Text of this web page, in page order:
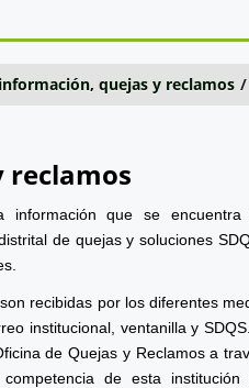
quejas y reclamos /
reclamos
información que se
de quejas y soluciones
recibidas por los diferentes
institucional, ventanilla y
de Quejas y Reclamos a
de esta